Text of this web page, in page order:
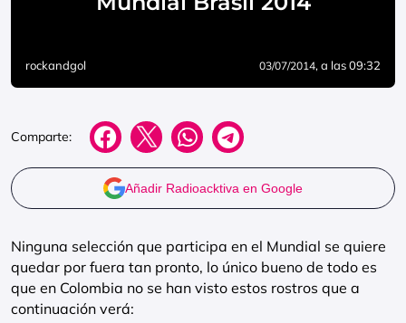
rockandgol 03/07/2014, a las 09:32
Comparte:
Añadir Radioacktiva en Google
Ninguna selección que participa en el Mundial se quiere
quedar por fuera tan pronto, lo único bueno de todo es
que en Colombia no se han visto estos rostros que a
continuación verá: